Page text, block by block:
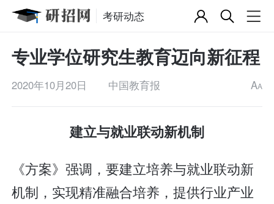
考研动态
专业学位研究生教育迈向新征程
2020年10月20日 中国教育报 AA
建立与就业联动新机制
《方案》强调，要建立培养与就业联动新
机制，实现精准融合培养，提供行业产业